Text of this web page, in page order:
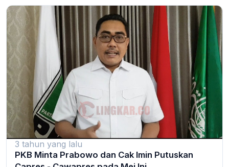
3 tahun yang lalu
PKB Minta Prabowo dan Cak Imin Putuskan